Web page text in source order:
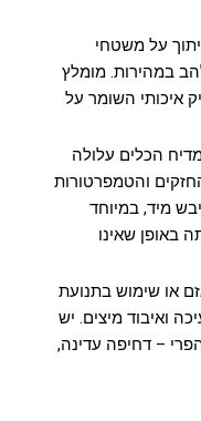
על משטחי
במהירות. מומלץ
איכותי השומר על
הכלים עלולה
והטמפרטורות
מיד, במיוחד
באופן שאינו
או שימוש בתנועת
ואיבוד מיצים. יש
– דחיפה עדינה,